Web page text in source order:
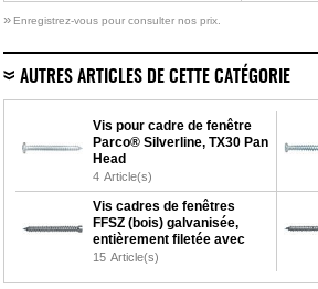
» Enregistrez-vous pour consulter nos prix.
AUTRES ARTICLES DE CETTE CATÉGORIE
Vis pour cadre de fenêtre
Parco® Silverline, TX30 Pan
Head
4 Article(s)
Vis cadres de fenêtres
FFSZ (bois) galvanisée,
entièrement filetée avec
tête cylindrique
15 Article(s)